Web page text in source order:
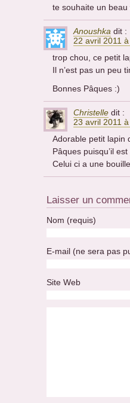
te souhaite un
Anoushka dit :
22 avril 2011
trop chou, ce petit
Il n’est pas un peu
Bonnes Pâques :)
Christelle dit :
23 avril 2011
Adorable petit lapin
Pâques puisqu’il
Celui ci a une
Laisser un
Nom (requis)
E-mail (ne sera pas
Site Web